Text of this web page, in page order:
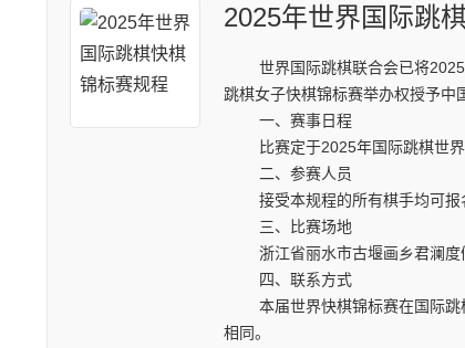
2025年世界国际跳
世界国际跳棋联合会已将2025
跳棋女子快棋锦标赛举办权授予中
一、赛事日程
比赛定于2025年国际跳棋世界
二、参赛人员
接受本规程的所有棋手均可报
三、比赛场地
浙江省丽水市古堰画乡君澜度假
四、联系方式
本届世界快棋锦标赛在国际跳
相同。